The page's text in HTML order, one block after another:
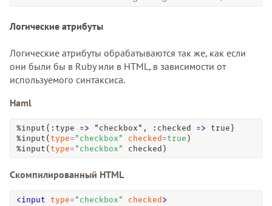
Логические атрибуты
Логические атрибуты обрабатываются так же, как если
они были бы в Ruby или в HTML, в зависимости от
используемого синтаксиса.
Haml
%input{:type => "checkbox", :checked => true}
%input( type= " checkbox " checked=true )
%input( type= " checkbox " checked)
Скомпилированный HTML
<input type= " checkbox " checked >